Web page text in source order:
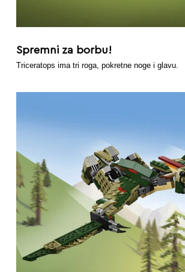
Spremni za borbu!
Triceratops ima tri roga, pokretne noge i glavu.